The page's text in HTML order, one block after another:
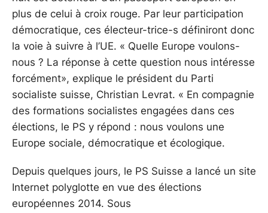
plus de celui à croix rouge. Par leur participation
démocratique, ces électeur-trice-s définiront donc
la voie à suivre à l’UE. « Quelle Europe voulons-
nous ? La réponse à cette question nous intéresse
forcément», explique le président du Parti
socialiste suisse, Christian Levrat. « En compagnie
des formations socialistes engagées dans ces
élections, le PS y répond : nous voulons une
Europe sociale, démocratique et écologique.
Depuis quelques jours, le PS Suisse a lancé un site
Internet polyglotte en vue des élections
européennes 2014. Sous